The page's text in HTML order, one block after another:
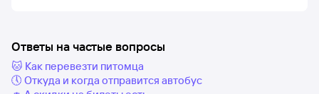
Ответы на частые вопросы
🐱 Как перевезти питомца
🕔 Откуда и когда отправится автобус